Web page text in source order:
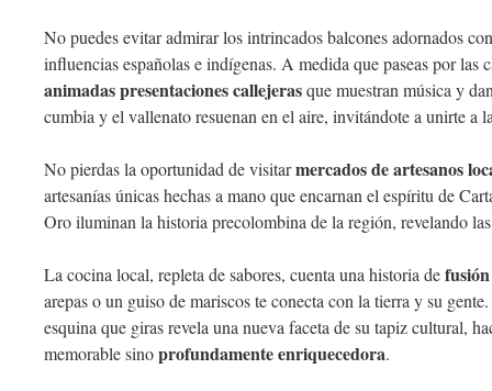
No puedes evitar admirar los intrincados balcones adornados
influencias españolas e indígenas. A medida que paseas por las
animadas presentaciones callejerasque muestran música y
cumbia y el vallenato resuenan en el aire, invitándote a unirte a
No pierdas la oportunidad de visitarmercados de artesanos
artesanías únicas hechas a mano que encarnan el espíritu de
Oro iluminan la historia precolombina de la región, revelando
La cocina local, repleta de sabores, cuenta una historia de
arepas o un guiso de mariscos te conecta con la tierra y su
esquina que giras revela una nueva faceta de su tapiz cultural,
memorable sinoprofundamente enriquecedora.